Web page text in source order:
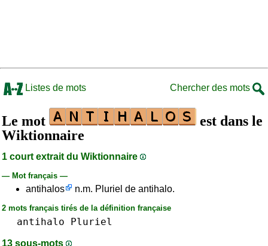
Listes de mots Chercher des mots
Le mot
est dans le
Wiktionnaire
1 court extrait du Wiktionnaire
— Mot français —
antihalos n.m. Pluriel de antihalo.
2 mots français tirés de la définition française
antihalo Pluriel
13 sous-mots